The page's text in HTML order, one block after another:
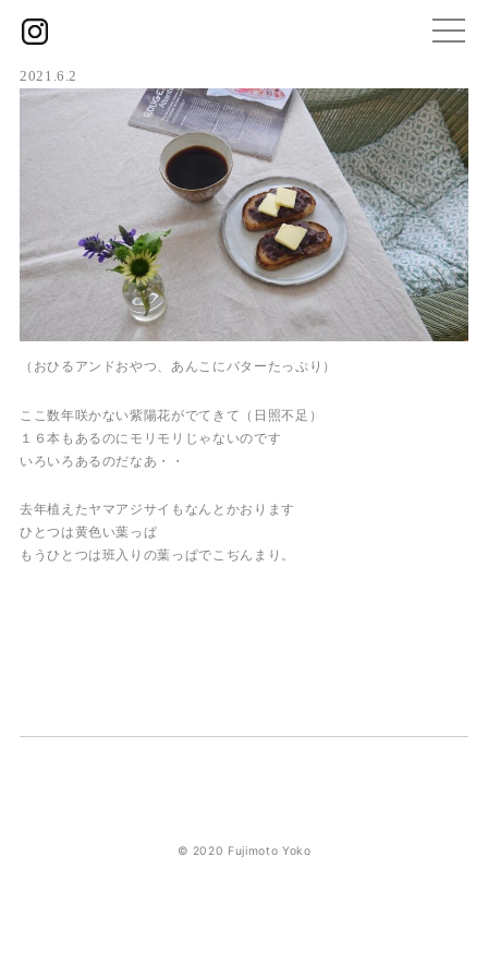
2021.6.2
（おひるアンドおやつ、あんこにバターたっぷり）
ここ数年咲かない紫陽花がでてきて（日照不足）
１６本もあるのにモリモリじゃないのです
いろいろあるのだなあ・・
去年植えたヤマアジサイもなんとかおります
ひとつは黄色い葉っぱ
もうひとつは班入りの葉っぱでこぢんまり。
© 2020 Fujimoto Yoko